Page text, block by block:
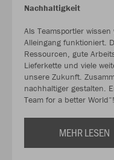
Nachhaltigkeit
Als Teamsportler
Alleingang funktioniert.
Ressourcen, gute
Lieferkette und viele
unsere Zukunft.
nachhaltiger gestalten.
Team for a better World“!
MEHR LESEN